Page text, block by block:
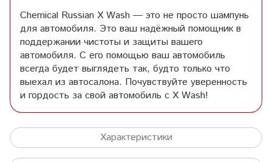
Chemical Russian X Wash — это не просто шампунь
для автомобиля. Это ваш надёжный помощник в
поддержании чистоты и защиты вашего
автомобиля. С его помощью ваш автомобиль
всегда будет выглядеть так, будто только что
выехал из автосалона. Почувствуйте уверенность
и гордость за свой автомобиль с X Wash!
Характеристики